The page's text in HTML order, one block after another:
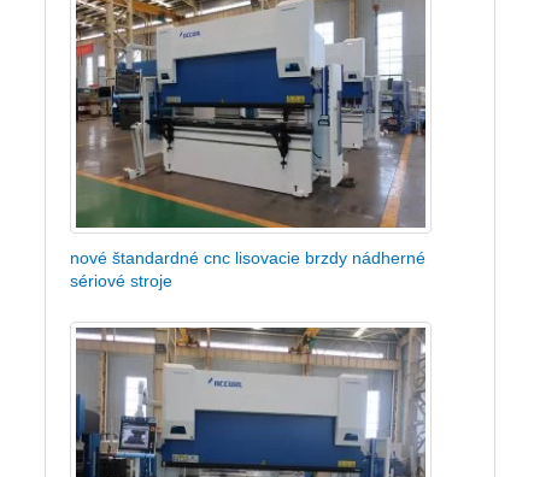
nové štandardné cnc lisovacie brzdy nádherné
sériové stroje